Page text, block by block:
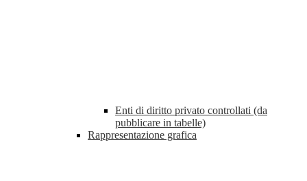
Enti di diritto privato controllati (da
pubblicare in tabelle)
Rappresentazione grafica